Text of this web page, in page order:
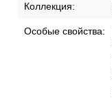
Коллекция:
Особые свойства: